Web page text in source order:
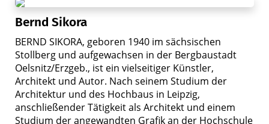
Bernd Sikora
BERND SIKORA, geboren 1940 im sächsischen
Stollberg und aufgewachsen in der Bergbaustadt
Oelsnitz/Erzgeb., ist ein vielseitiger Künstler,
Architekt und Autor. Nach seinem Studium der
Architektur und des Hochbaus in Leipzig,
anschließender Tätigkeit als Architekt und einem
Studium der angewandten Grafik an der Hochschule